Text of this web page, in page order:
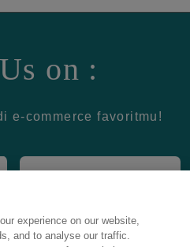
on :
e-commerce favoritmu!
experience on our website,
and to analyse our traffic.